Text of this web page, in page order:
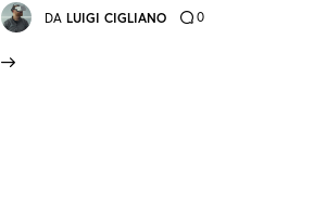
DA LUIGI CIGLIANO 0